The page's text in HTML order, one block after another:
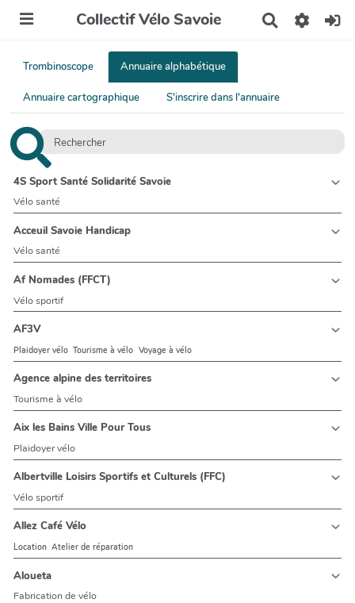
Collectif Vélo Savoie
r
c
Trombinoscope Annuaire alphabétique
Annuaire cartographique S'inscrire dans l'annuaire
4S Sport Santé Solidarité Savoie
Vélo santé
Acceuil Savoie Handicap
Vélo santé
Af Nomades (FFCT)
Vélo sportif
AF3V
Plaidoyer vélo Tourisme à vélo Voyage à vélo
Agence alpine des territoires
Tourisme à vélo
Aix les Bains Ville Pour Tous
Plaidoyer vélo
Albertville Loisirs Sportifs et Culturels (FFC)
Vélo sportif
Allez Café Vélo
Location Atelier de réparation
Aloueta
Fabrication de vélo